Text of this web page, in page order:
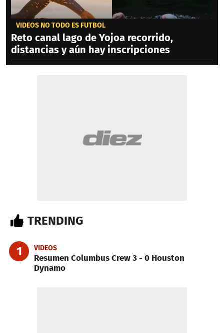
VIDEOS NO TODO ES FÚTBOL
Reto canal lago de Yojoa recorrido,
distancias y aún hay inscripciones
TRENDING
1 VIDEOS
Resumen Columbus Crew 3 - 0 Houston
Dynamo